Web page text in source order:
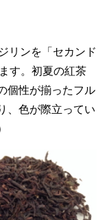
リンを「セカンド
す。初夏の紅茶
個性が揃ったフル
、色が際立ってい